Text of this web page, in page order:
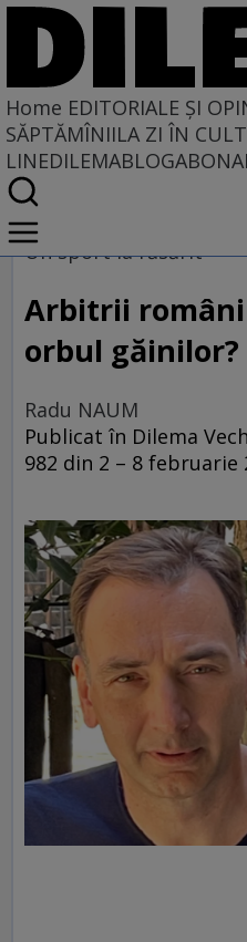
Home EDITORIALE ȘI
SĂPTĂMÎNIILA ZI ÎN
LINEDILEMABLOG
Home
EDITORIALE ȘI OPINII
PE CE LUME TRĂIM
Un sport la răsărit
Arbitrii
orbul găinilor?
Radu NAUM
Publicat în Dilema
982 din 2 – 8 februarie